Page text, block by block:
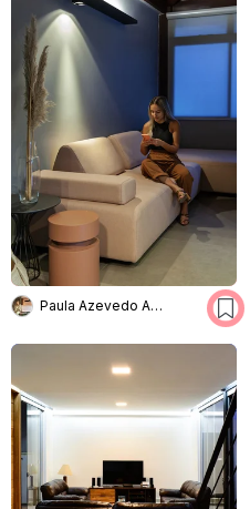
Paula Azevedo Arquitetura e Interiores